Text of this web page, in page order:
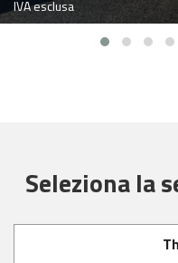
IVA esclusa
Seleziona la